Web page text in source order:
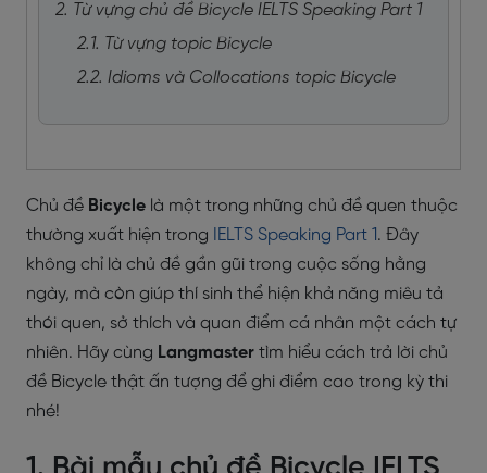
2. Từ vựng chủ đề Bicycle IELTS Speaking Part 1
2.1. Từ vựng topic Bicycle
2.2. Idioms và Collocations topic Bicycle
Chủ đề Bicycle là một trong những chủ đề quen thuộc
thường xuất hiện trong
IELTS Speaking Part 1. Đây
không chỉ là chủ đề gần gũi trong cuộc sống hằng
ngày, mà còn giúp thí sinh thể hiện khả năng miêu tả
thói quen, sở thích và quan điểm cá nhân một cách tự
nhiên. Hãy cùng Langmaster tìm hiểu cách trả lời chủ
đề Bicycle thật ấn tượng để ghi điểm cao trong kỳ thi
nhé!